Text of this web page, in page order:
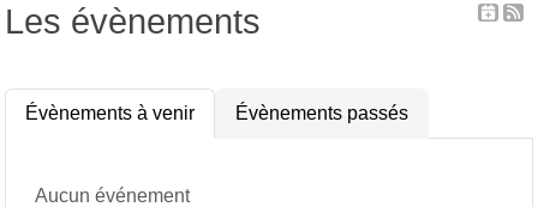
Les évènements
Évènements à venir Évènements passés
Aucun événement